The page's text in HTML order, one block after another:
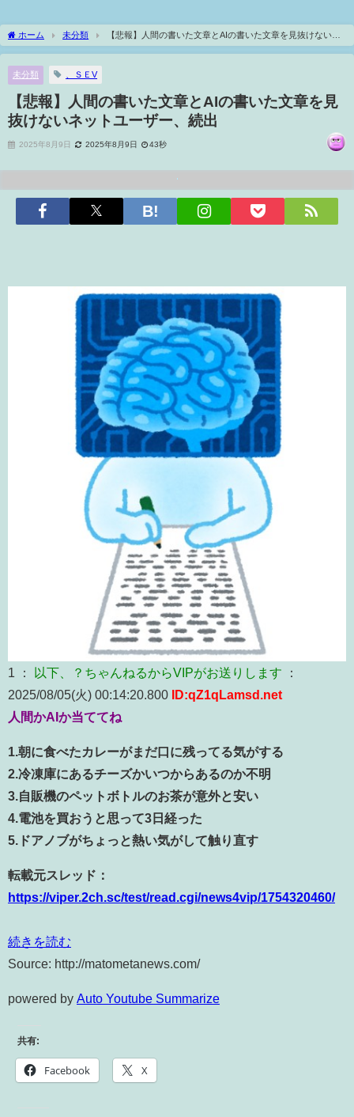
ホーム 未分類
【悲報】人間の書いた文章とAIの書いた文章を見抜けないネ
ットユーザー、続出
未分類 、ＳＥV
【悲報】人間の書いた文章とAIの書いた文章を見
抜けないネットユーザー、続出
2025年8月9日 2025年8月9日 43秒
1 ： 以下、？ちゃんねるからVIPがお送りします ：
2025/08/05(火) 00:14:20.800
ID:qZ1qLamsd.net
人間かAIか当ててね
1.朝に食べたカレーがまだ口に残ってる気がする
2.冷凍庫にあるチーズかいつからあるのか不明
3.自販機のペットボトルのお茶が意外と安い
4.電池を買おうと思って3日経った
5.ドアノブがちょっと熱い気がして触り直す
転載元スレッド：
https://viper.2ch.sc/test/read.cgi/news4vip/1754320460/
続きを読む
Source: http://matometanews.com/
powered by Auto Youtube Summarize
共有:
Facebook X